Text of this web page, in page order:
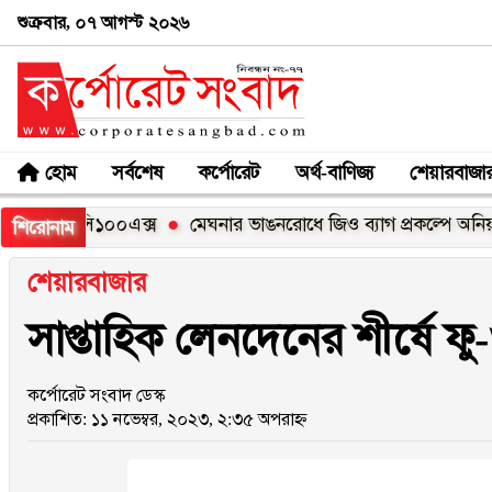
শুক্রবার, ০৭ আগস্ট ২০২৬
হোম সর্বশেষ কর্পোরেট অর্থ-বাণিজ্য
শিরোনাম
সি১০০এক্স মেঘনার ভাঙনরোধে জিও ব্যাগ প্রকল্পে অনিয়মের
শেয়ারবাজার
সাপ্তাহিক লেনদেনের শীর্ষে
কর্পোরেট সংবাদ ডেস্ক
প্রকাশিত: ১১ নভেম্বর, ২০২৩, ২:৩৫ অপরাহ্ন